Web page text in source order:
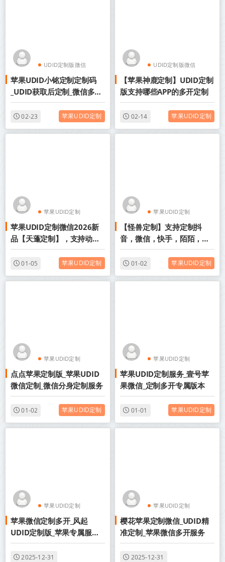
UDID定制版微信
苹果UDID定制
苹果UDID小铭定制定制码
_UDID获取后定制_微信多开
定制版
02-23 苹果UDID定制
UDID定制版微信
苹果UDID定制
【苹果神鹿定制】UDID定制
版支持哪些APP的多开定制
02-14 苹果UDID定制
苹果UDID定制
UDID定制版微信
苹果UDID定制微信2026新
品【天蓬定制】，支持动态
图发布-支持分身其他app
01-05 苹果UDID定制
苹果UDID定制
UDID定制版微信
【怪兽定制】支持定制抖
音，微信，快手，陌陌，
QQ，企业微信，是真的么
01-02 苹果UDID定制
苹果UDID定制
UDID定制版微信
点点苹果定制版_苹果UDID
微信定制_微信分身定制服务
01-02 苹果UDID定制
苹果UDID定制
UDID定制版微信
苹果UDID定制服务_壹号苹
果微信_定制多开专属版本
01-01 苹果UDID定制
苹果UDID定制
UDID定制版微信
苹果微信定制多开_风起
UDID定制版_苹果专属服务
版
2025-12-31
苹果UDID定制
UDID定制版微信
樱花苹果定制微信_UDID精
准定制_苹果微信多开服务
2025-12-31